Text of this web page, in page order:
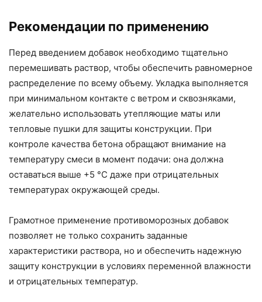
Рекомендации по применению
Перед введением добавок необходимо тщательно
перемешивать раствор, чтобы обеспечить равномерное
распределение по всему объему. Укладка выполняется
при минимальном контакте с ветром и сквозняками,
желательно использовать утепляющие маты или
тепловые пушки для защиты конструкции. При
контроле качества бетона обращают внимание на
температуру смеси в момент подачи: она должна
оставаться выше +5 °C даже при отрицательных
температурах окружающей среды.
Грамотное применение противоморозных добавок
позволяет не только сохранить заданные
характеристики раствора, но и обеспечить надежную
защиту конструкции в условиях переменной влажности
и отрицательных температур.